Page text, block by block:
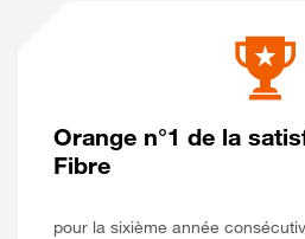
Orange n°1 de la
Fibre
pour la sixième année